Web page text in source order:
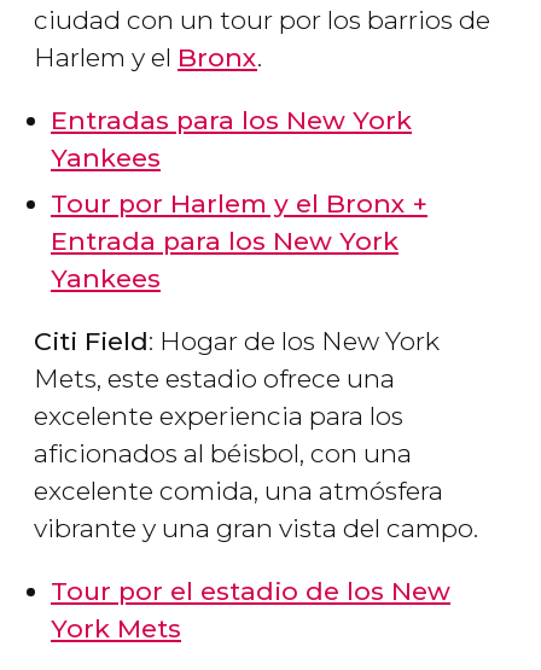
ciudad con un tour por los barrios de
Harlem y el Bronx.
Entradas para los New York
Yankees
Tour por Harlem y el Bronx +
Entrada para los New York
Yankees
Citi Field: Hogar de los New York
Mets, este estadio ofrece una
excelente experiencia para los
aficionados al béisbol, con una
excelente comida, una atmósfera
vibrante y una gran vista del campo.
Tour por el estadio de los New
York Mets